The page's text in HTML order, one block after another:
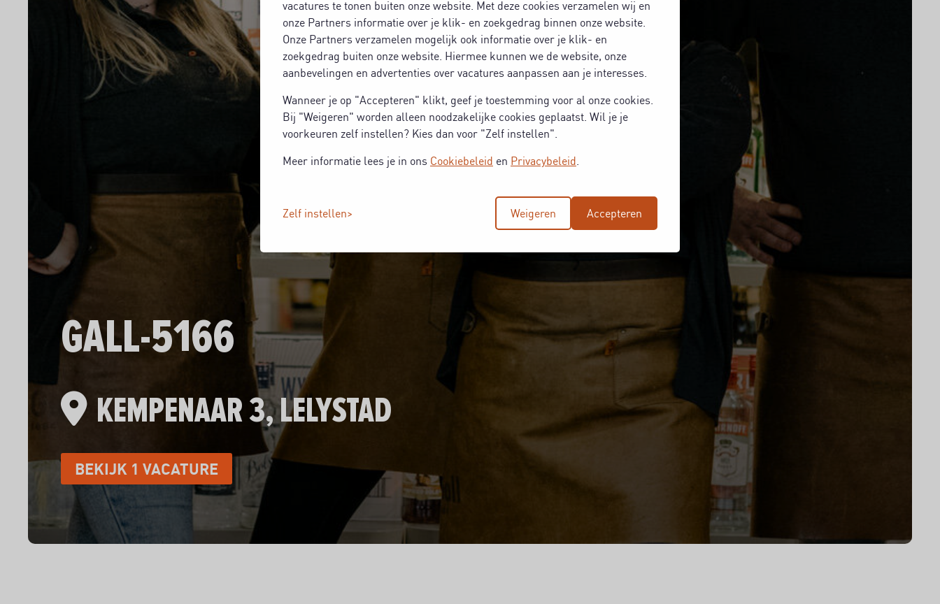
vacatures te tonen buiten onze website. Met deze cookies verzamelen wij en
onze Partners informatie over je klik- en zoekgedrag binnen onze website.
Onze Partners verzamelen mogelijk ook informatie over je klik- en
zoekgedrag buiten onze website. Hiermee kunnen we de website, onze
aanbevelingen en advertenties over vacatures aanpassen aan je interesses.
Wanneer je op "Accepteren" klikt, geef je toestemming voor al onze cookies.
Bij "Weigeren" worden alleen noodzakelijke cookies geplaatst. Wil je je
voorkeuren zelf instellen? Kies dan voor "Zelf instellen".
Meer informatie lees je in ons Cookiebeleid en Privacybeleid.
Zelf instellen Weigeren Accepteren
GALL-5166
KEMPENAAR 3, LELYSTAD
BEKIJK 1 VACATURE